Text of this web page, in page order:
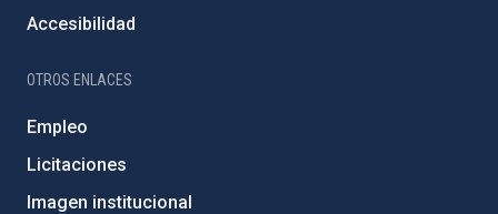
Accesibilidad
OTROS ENLACES
Empleo
Licitaciones
Imagen institucional